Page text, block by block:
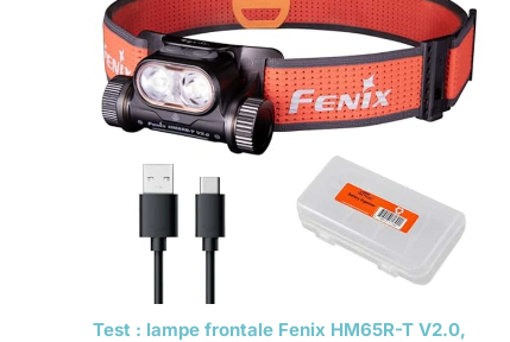
Test : lampe frontale Fenix HM65R-T V2.0,